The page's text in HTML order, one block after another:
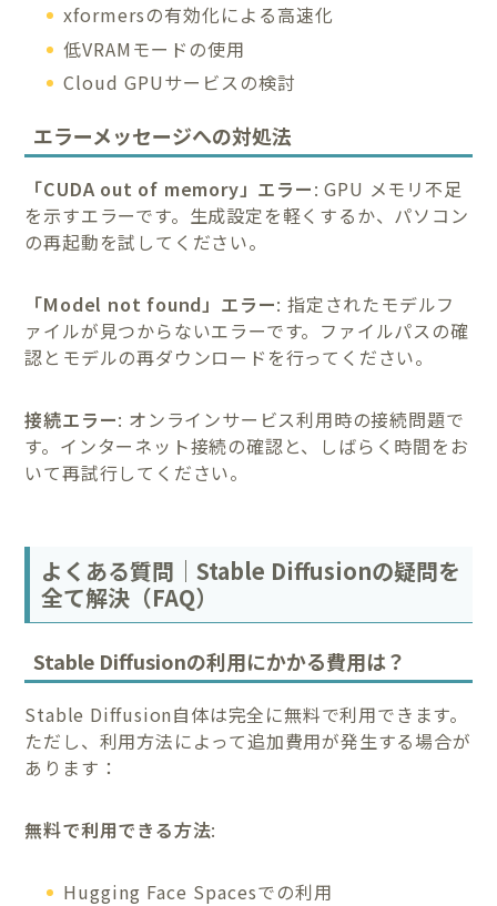
xformersの有効化による高速化
低VRAMモードの使用
Cloud GPUサービスの検討
エラーメッセージへの対処法
「CUDA out of memory」エラー: GPU メモリ不足
を示すエラーです。生成設定を軽くするか、パソコン
の再起動を試してください。
「Model not found」エラー: 指定されたモデルフ
ァイルが見つからないエラーです。ファイルパスの確
認とモデルの再ダウンロードを行ってください。
接続エラー: オンラインサービス利用時の接続問題で
す。インターネット接続の確認と、しばらく時間をお
いて再試行してください。
よくある質問｜Stable Diffusionの疑問を
全て解決（FAQ）
Stable Diffusionの利用にかかる費用は？
Stable Diffusion自体は完全に無料で利用できます。
ただし、利用方法によって追加費用が発生する場合が
あります：
無料で利用できる方法:
Hugging Face Spacesでの利用